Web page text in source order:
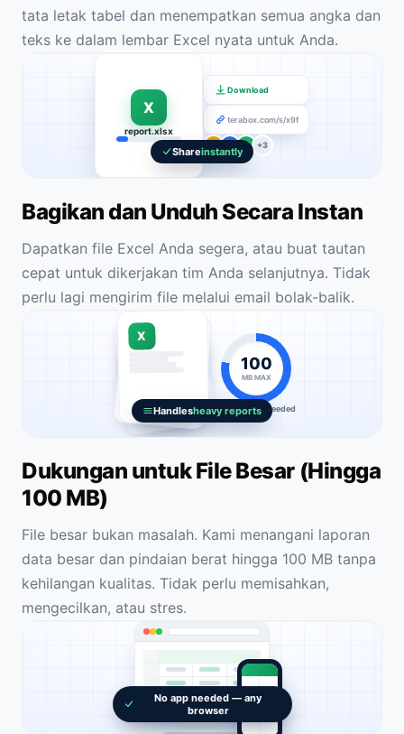
tata letak tabel dan menempatkan semua angka dan
teks ke dalam lembar Excel nyata untuk Anda.
X
report.xlsx
Download
terabox.com/s/x9f
M +3
Shareinstantly
Bagikan dan Unduh Secara Instan
Dapatkan file Excel Anda segera, atau buat tautan
cepat untuk dikerjakan tim Anda selanjutnya. Tidak
perlu lagi mengirim file melalui email bolak-balik.
X
100
MB MAX
No splitting needed
Handlesheavy reports
Dukungan untuk File Besar (Hingga
100 MB)
File besar bukan masalah. Kami menangani laporan
data besar dan pindaian berat hingga 100 MB tanpa
kehilangan kualitas. Tidak perlu memisahkan,
mengecilkan, atau stres.
No app needed — any
browser